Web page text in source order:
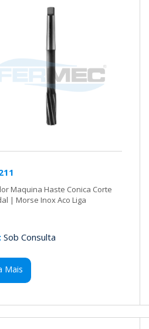
Maquina Haste Conica Corte
| Morse Inox Aco Liga
Sob Consulta
Mais